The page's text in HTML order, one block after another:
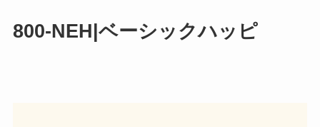
800-NEH|ベーシックハッピ